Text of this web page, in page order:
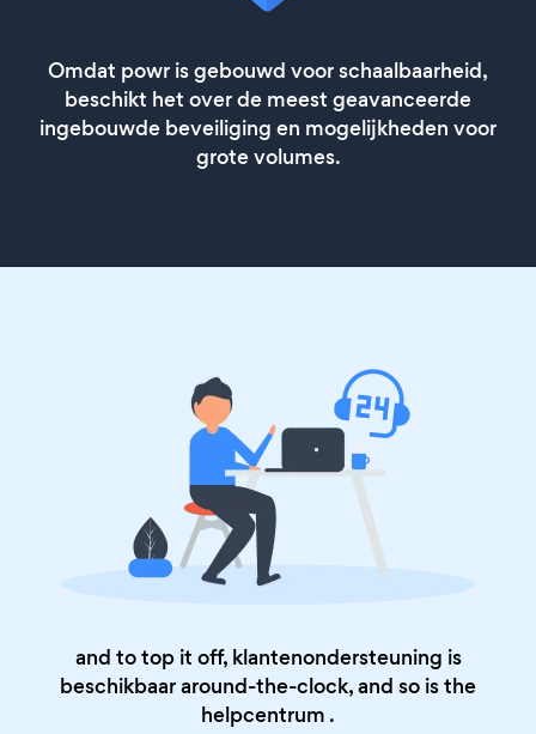
Omdat powr is gebouwd voor schaalbaarheid,
beschikt het over de meest geavanceerde
ingebouwde beveiliging en mogelijkheden voor
grote volumes.
and to top it off, klantenondersteuning is
beschikbaar around-the-clock, and so is the
helpcentrum .